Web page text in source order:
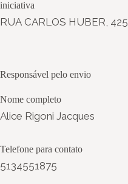
iniciativa
RUA CARLOS HUBER, 425
Responsável pelo envio
Nome completo
Alice Rigoni Jacques
Telefone para contato
5134551875